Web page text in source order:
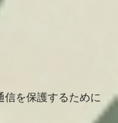
信を保護するために